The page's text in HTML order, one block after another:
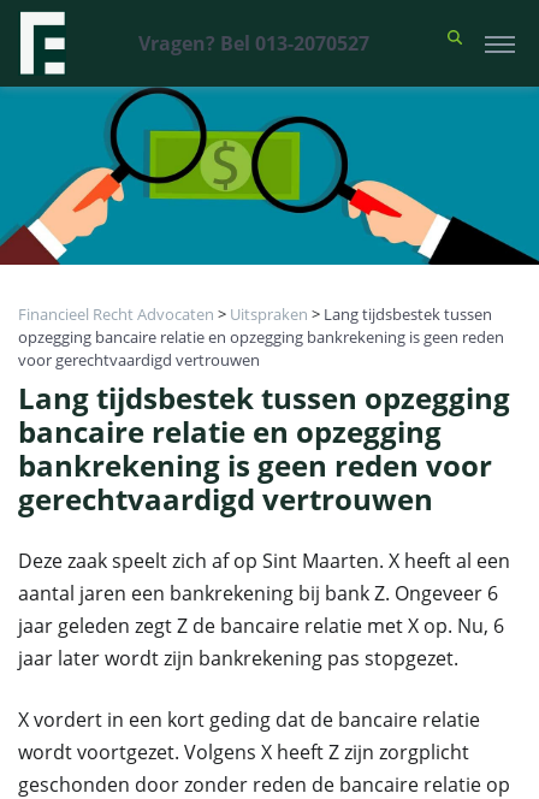
Vragen? Bel 013-2070527
Financieel Recht Advocaten > Uitspraken > Lang tijdsbestek tussen
opzegging bancaire relatie en opzegging bankrekening is geen reden
voor gerechtvaardigd vertrouwen
Lang tijdsbestek tussen opzegging
bancaire relatie en opzegging
bankrekening is geen reden voor
gerechtvaardigd vertrouwen
Deze zaak speelt zich af op Sint Maarten. X heeft al een
aantal jaren een bankrekening bij bank Z. Ongeveer 6
jaar geleden zegt Z de bancaire relatie met X op. Nu, 6
jaar later wordt zijn bankrekening pas stopgezet.
X vordert in een kort geding dat de bancaire relatie
wordt voortgezet. Volgens X heeft Z zijn zorgplicht
geschonden door zonder reden de bancaire relatie op